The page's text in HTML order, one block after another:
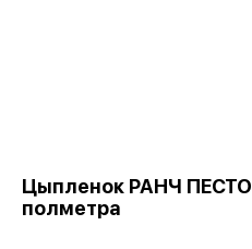
Цыпленок РАНЧ ПЕСТО
полметра